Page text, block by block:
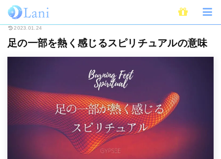
ホーム スピリチュアル 足の一部を熱く感じるスピリチュアルの意味
2023.01.24
足の一部を熱く感じるスピリチュアルの意味